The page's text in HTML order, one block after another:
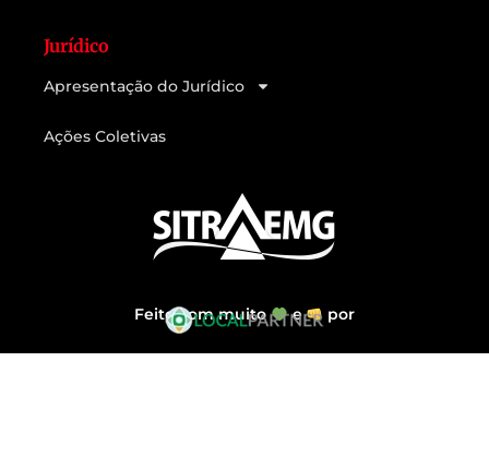
Jurídico
Apresentação do Jurídico
Ações Coletivas
Feito com muito e por